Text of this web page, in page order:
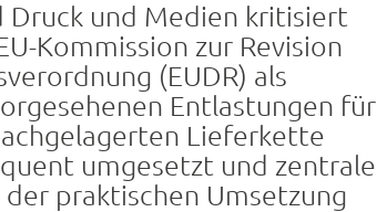
Druck und Medien kritisiert
Kommission zur Revision
(EUDR) als
Entlastungen für
Lieferkette
umgesetzt und zentrale
praktischen Umsetzung